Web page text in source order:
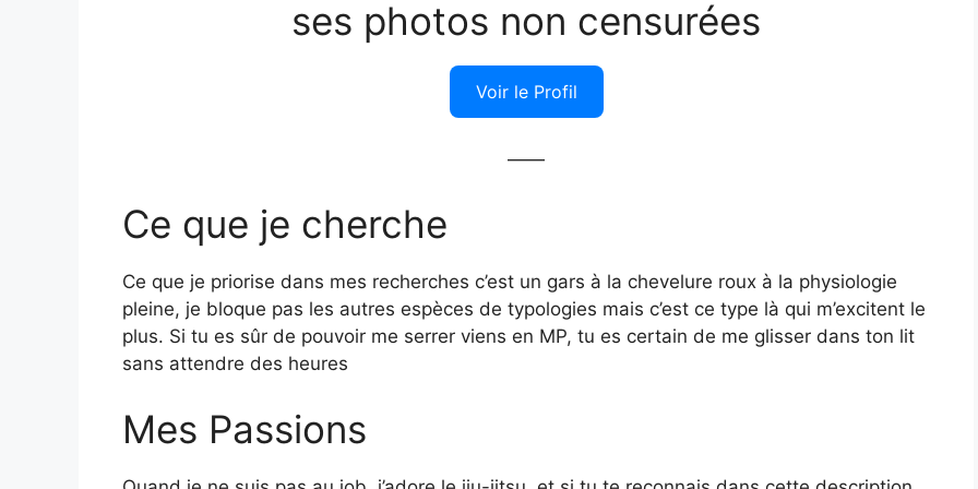
ses photos non censurées
Voir le Profil
——
Ce que je cherche
Ce que je priorise dans mes recherches c’est un gars à la chevelure roux à la physiologie
pleine, je bloque pas les autres espèces de typologies mais c’est ce type là qui m’excitent le
plus. Si tu es sûr de pouvoir me serrer viens en MP, tu es certain de me glisser dans ton lit
sans attendre des heures
Mes Passions